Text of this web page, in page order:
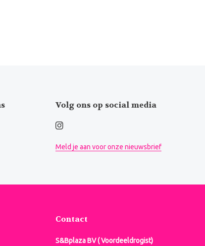
Volg ons op social media
Meld je aan voor onze nieuwsbrief
Contact
S&Bplaza BV ( Voordeeldrogist)